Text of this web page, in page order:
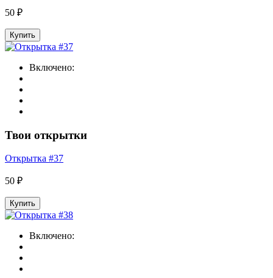
50 ₽
Купить
Включено:
Твои открытки
Открытка #37
50 ₽
Купить
Включено: